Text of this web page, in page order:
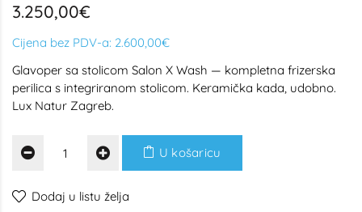
3.250,00€
Cijena bez PDV-a: 2.600,00€
Glavoper sa stolicom Salon X Wash — kompletna frizerska
perilica s integriranom stolicom. Keramička kada, udobno.
Lux Natur Zagreb.
U košaricu
Dodaj u listu želja